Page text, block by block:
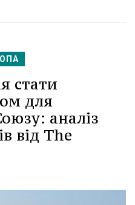
стати
для
аналіз
від The